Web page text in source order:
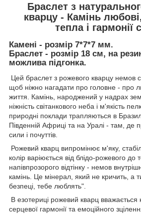
Браслет з
кварцу - Камінь
тепла і гармонії
Камені - розмір 7*7*7 мм.
Браслет - розмір 18 см, на
можлива підгонка.
Цей браслет з рожевого кварцу немов
щоб ніжно нагадати про головне - про
життя. Камінь, народжений у надрах
ніжність світанкового неба і м'якість
природні поклади трапляються в
Південній Африці та на Уралі - там, де
сили і почуттів.
Рожевий кварц випромінює м'яку,
колір варіюється від блідо-рожевого до
напівпрозорого відтінку - немов
камінь. Це мінерал, який не кричить, а
безпеці, тебе люблять".
В езотериці рожевий кварц
серцевої гармонії та емоційного